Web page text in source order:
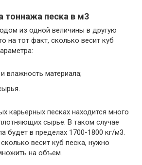
тоннажа песка в м3
из одной величины в другую
на тот факт, сколько весит куб
влажность материала;
карьерных песках находится много
сырье. В таком случае
будет в пределах 1700-1800 кг/м3.
весит куб песка, нужно
на объем.